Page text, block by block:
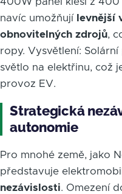
navíc umožňují levnější
obnovitelných zdrojů,
ropy. Vysvětlení:
světlo na elektřinu, což
provoz EV.
Strategická
autonomie
Pro mnohé země, jako
představuje
nezávislosti. Omezení